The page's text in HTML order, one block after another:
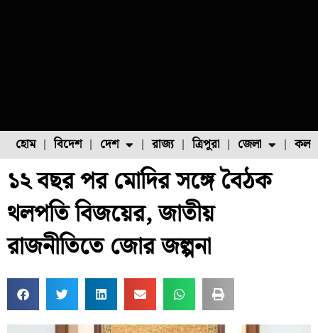
হোম বিদেশ দেশ
ফুল চাষ ফল চাষ মাছ চাষ
রাজ্য ত্রিপুরা জেলা
উত্তর ২৪ পরগনা
১২ বছর পর মোদির সঙ্গে বৈঠক
থলপতি বিজয়ের, জাতীয়
রাজনীতিতে জোর জল্পনা